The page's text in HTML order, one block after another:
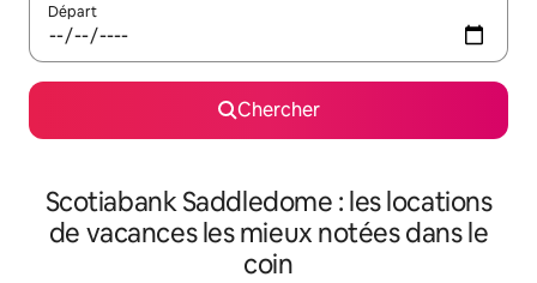
Départ
Chercher
Scotiabank Saddledome : les locations
de vacances les mieux notées dans le
coin